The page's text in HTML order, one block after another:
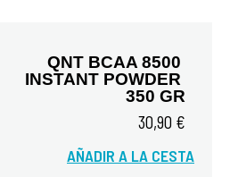
QNT BCAA 8500
INSTANT POWDER
350 GR
30,90 €
AÑADIR A LA CESTA